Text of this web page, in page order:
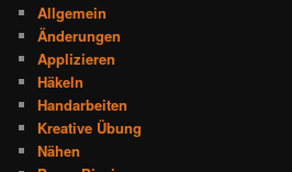
Allgemein
Änderungen
Applizieren
Häkeln
Handarbeiten
Kreative Übung
Nähen